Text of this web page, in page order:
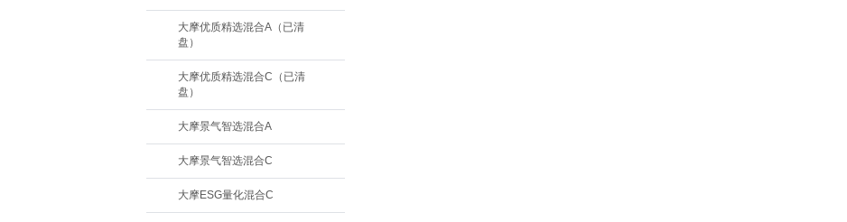
大摩优质精选混合A（已清
盘）
大摩优质精选混合C（已清
盘）
大摩景气智选混合A
大摩景气智选混合C
大摩ESG量化混合C